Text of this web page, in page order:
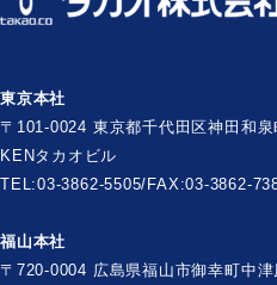
東京本社
〒101-0024 東京都千代田区神田和
KENタカオビル
TEL:03-3862-5505/FAX:03-3862-
福山本社
〒720-0004 広島県福山市御幸町中津